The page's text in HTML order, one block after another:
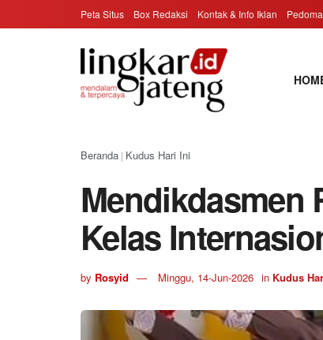
Peta Situs Box Redaksi Kontak & Info Iklan
Beranda | Kudus Hari Ini
Mendikdasmen
Kelas
by Rosyid Minggu, 14-Jun-2026 in Kudus